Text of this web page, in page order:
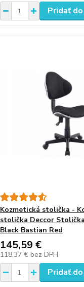
Pridať
Kozmetická stolička -
stolička Deccor
Black Bastian Red
145,59 €
118,37 € bez DPH
Pridať